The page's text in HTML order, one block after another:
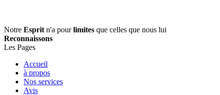
Notre Esprit n'a pourlimites que celles que nous lui
Reconnaissons
Les Pages
Accueil
à propos
Nos services
Avis